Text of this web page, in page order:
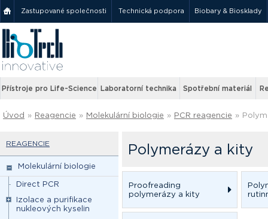
Zastupované společnosti Technická podpora Biobary & Biosklady
Přístroje pro Life-Science Laboratorní technika Spotřební materiál
Úvod » Reagencie » Molekulární biologie » PCR reagencie »
REAGENCIE
Molekulární biologie
Direct PCR
Izolace a purifikace
nukleových kyselin
Polymerázy a kity
Proofreading
polymerázy a kity